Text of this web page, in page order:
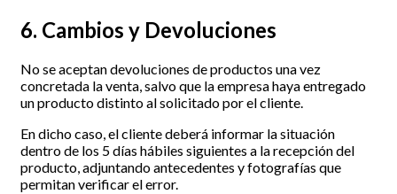
6. Cambios y Devoluciones
No se aceptan devoluciones de productos una vez
concretada la venta, salvo que la empresa haya entregado
un producto distinto al solicitado por el cliente.
En dicho caso, el cliente deberá informar la situación
dentro de los 5 días hábiles siguientes a la recepción del
producto, adjuntando antecedentes y fotografías que
permitan verificar el error.